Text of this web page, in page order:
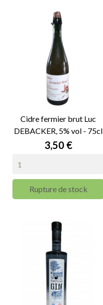
Cidre fermier brut Luc
DEBACKER, 5% vol - 75cl
Prix
3,50 €
Rupture de stock